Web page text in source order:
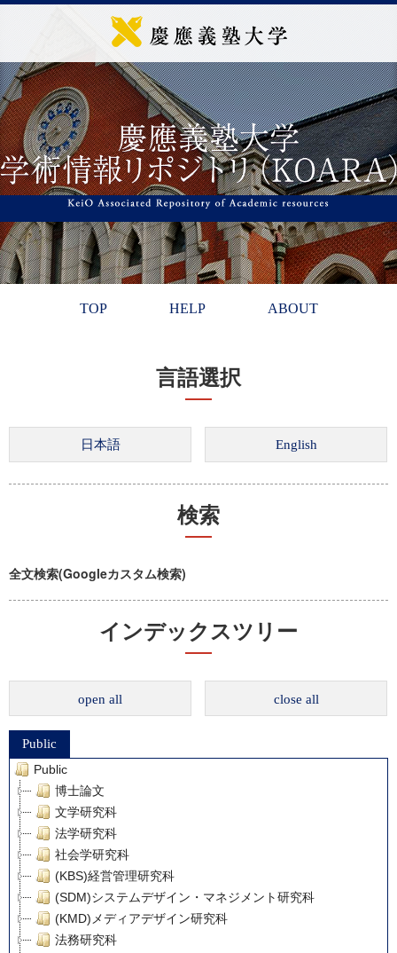
TOP HELP ABOUT
言語選択
検索
全文検索(Googleカスタム検索)
インデックスツリー
open all close all
Public
Public
博士論文
文学研究科
法学研究科
社会学研究科
(KBS)経営管理研究科
(SDM)システムデザイン・マネジメント研究科
(KMD)メディアデザイン研究科
法務研究科